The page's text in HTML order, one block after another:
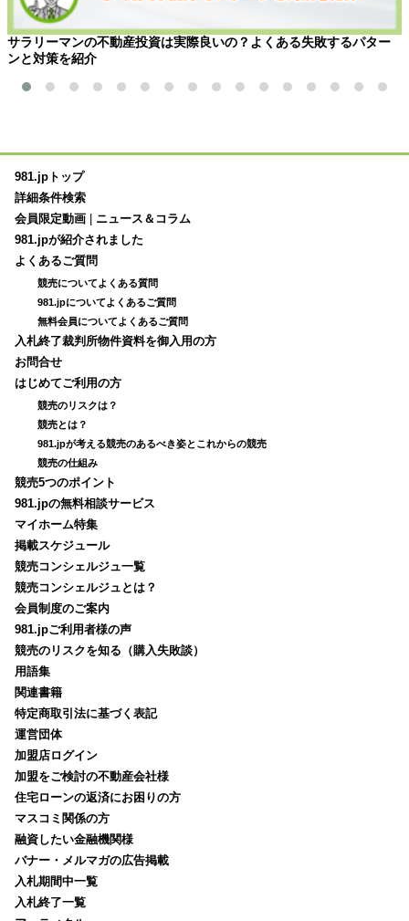
サラリーマンの不動産投資は実際良いの？よくある失敗するパター
ンと対策を紹介
981.jpトップ
詳細条件検索
会員限定動画
ニュース＆コラム
981.jpが紹介されました
よくあるご質問
競売についてよくある質問
981.jpについてよくあるご質問
無料会員についてよくあるご質問
入札終了裁判所物件資料を御入用の方
お問合せ
はじめてご利用の方
競売のリスクは？
競売とは？
981.jpが考える競売のあるべき姿とこれからの競売
競売の仕組み
競売5つのポイント
981.jpの無料相談サービス
マイホーム特集
掲載スケジュール
競売コンシェルジュ一覧
競売コンシェルジュとは？
会員制度のご案内
981.jpご利用者様の声
競売のリスクを知る（購入失敗談）
用語集
関連書籍
特定商取引法に基づく表記
運営団体
加盟店ログイン
加盟をご検討の不動産会社様
住宅ローンの返済にお困りの方
マスコミ関係の方
融資したい金融機関様
バナー・メルマガの広告掲載
入札期間中一覧
入札終了一覧